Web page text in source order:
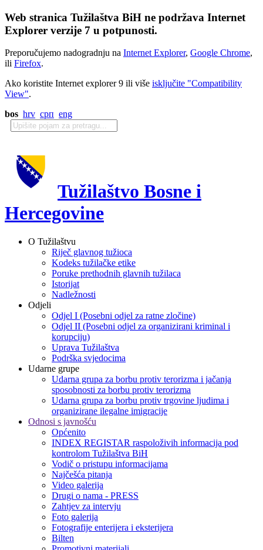
Web stranica Tužilaštva BiH ne podržava Internet
Explorer verzije 7 u potpunosti.
Preporučujemo nadogradnju na Internet Explorer, Google Chrome,
ili Firefox.
Ako koristite Internet explorer 9 ili više isključite "Compatibility
View".
bos hrv срп eng
Tužilaštvo Bosne i
Hercegovine
O Tužilaštvu
Riječ glavnog tužioca
Kodeks tužilačke etike
Poruke prethodnih glavnih tužilaca
Istorijat
Nadležnosti
Odjeli
Odjel I (Posebni odjel za ratne zločine)
Odjel II (Posebni odjel za organizirani kriminal i
korupciju)
Uprava Tužilaštva
Podrška svjedocima
Udarne grupe
Udarna grupa za borbu protiv terorizma i jačanja
sposobnosti za borbu protiv terorizma
Udarna grupa za borbu protiv trgovine ljudima i
organizirane ilegalne imigracije
Odnosi s javnošću
Općenito
INDEX REGISTAR raspoloživih informacija pod
kontrolom Tužilaštva BiH
Vodič o pristupu informacijama
Najčešća pitanja
Video galerija
Drugi o nama - PRESS
Zahtjev za intervju
Foto galerija
Fotografije enterijera i eksterijera
Bilten